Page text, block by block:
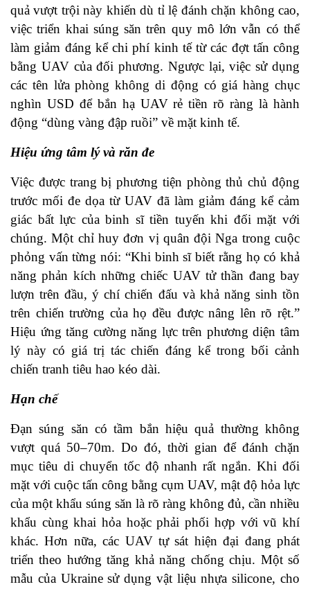
quả vượt trội này khiến dù tỉ lệ đánh chặn không cao,
việc triển khai súng săn trên quy mô lớn vẫn có thể
làm giảm đáng kể chi phí kinh tế từ các đợt tấn công
bằng UAV của đối phương. Ngược lại, việc sử dụng
các tên lửa phòng không di động có giá hàng chục
nghìn USD để bắn hạ UAV rẻ tiền rõ ràng là hành
động “dùng vàng đập ruồi” về mặt kinh tế.
Hiệu ứng tâm lý và răn đe
Việc được trang bị phương tiện phòng thủ chủ động
trước mối đe dọa từ UAV đã làm giảm đáng kể cảm
giác bất lực của binh sĩ tiền tuyến khi đối mặt với
chúng. Một chỉ huy đơn vị quân đội Nga trong cuộc
phỏng vấn từng nói: “Khi binh sĩ biết rằng họ có khả
năng phản kích những chiếc UAV tử thần đang bay
lượn trên đầu, ý chí chiến đấu và khả năng sinh tồn
trên chiến trường của họ đều được nâng lên rõ rệt.”
Hiệu ứng tăng cường năng lực trên phương diện tâm
lý này có giá trị tác chiến đáng kể trong bối cảnh
chiến tranh tiêu hao kéo dài.
Hạn chế
Đạn súng săn có tầm bắn hiệu quả thường không
vượt quá 50–70m. Do đó, thời gian để đánh chặn
mục tiêu di chuyển tốc độ nhanh rất ngắn. Khi đối
mặt với cuộc tấn công bằng cụm UAV, mật độ hỏa lực
của một khẩu súng săn là rõ ràng không đủ, cần nhiều
khẩu cùng khai hỏa hoặc phải phối hợp với vũ khí
khác. Hơn nữa, các UAV tự sát hiện đại đang phát
triển theo hướng tăng khả năng chống chịu. Một số
mẫu của Ukraine sử dụng vật liệu nhựa silicone, cho